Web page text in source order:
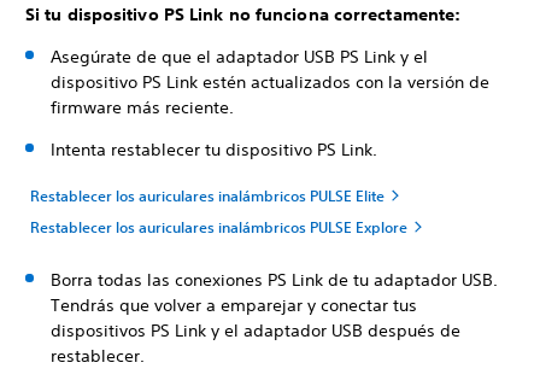
Si tu dispositivo PS Link no funciona correctamente:
Asegúrate de que el adaptador USB PS Link y el
dispositivo PS Link estén actualizados con la versión de
firmware más reciente.
Intenta restablecer tu dispositivo PS Link.
Restablecer los auriculares inalámbricos PULSE Elite
Restablecer los auriculares inalámbricos PULSE Explore
Borra todas las conexiones PS Link de tu adaptador USB.
Tendrás que volver a emparejar y conectar tus
dispositivos PS Link y el adaptador USB después de
restablecer.